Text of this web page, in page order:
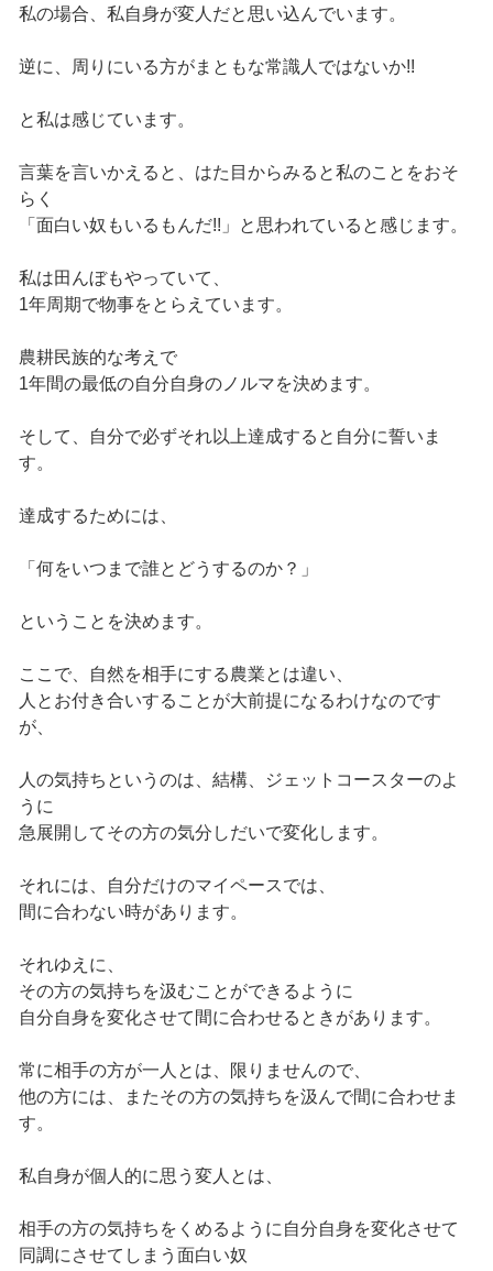
私の場合、私自身が変人だと思い込んでいます。
逆に、周りにいる方がまともな常識人ではないか!!
と私は感じています。
言葉を言いかえると、はた目からみると私のことをおそ
らく
「面白い奴もいるもんだ!!」と思われていると感じます。
私は田んぼもやっていて、
1年周期で物事をとらえています。
農耕民族的な考えで
1年間の最低の自分自身のノルマを決めます。
そして、自分で必ずそれ以上達成すると自分に誓いま
す。
達成するためには、
「何をいつまで誰とどうするのか？」
ということを決めます。
ここで、自然を相手にする農業とは違い、
人とお付き合いすることが大前提になるわけなのです
が、
人の気持ちというのは、結構、ジェットコースターのよ
うに
急展開してその方の気分しだいで変化します。
それには、自分だけのマイペースでは、
間に合わない時があります。
それゆえに、
その方の気持ちを汲むことができるように
自分自身を変化させて間に合わせるときがあります。
常に相手の方が一人とは、限りませんので、
他の方には、またその方の気持ちを汲んで間に合わせま
す。
私自身が個人的に思う変人とは、
相手の方の気持ちをくめるように自分自身を変化させて
同調にさせてしまう面白い奴